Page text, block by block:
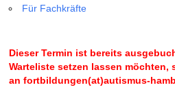
Für Fachkräfte
Dieser Termin ist bereits
Warteliste setzen lassen möchten,
an fortbildungen(at)autismus-